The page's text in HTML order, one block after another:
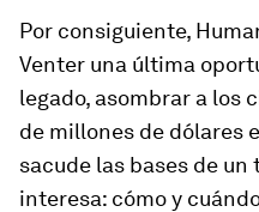
Por consiguiente,
Venter una última
legado, asombrar a los
de millones de dólares
sacude las bases de un
interesa: cómo y